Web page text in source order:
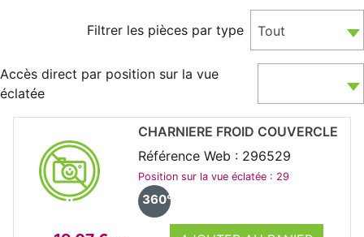
Filtrer les pièces par type Tout
Accès direct par position sur la vue
éclatée
CHARNIERE FROID COUVERCLE
Référence Web : 296529
Position sur la vue éclatée : 29
360°